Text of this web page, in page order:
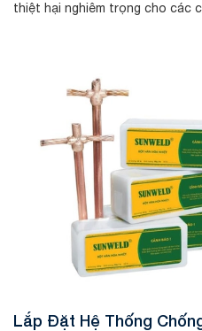
thiệt hại nghiêm trọng cho các
Lắp Đặt Hệ Thống